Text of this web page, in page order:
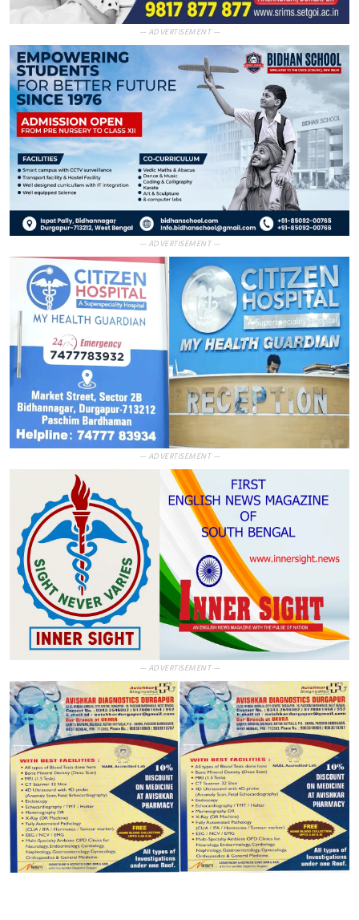
— ADVERTISEMENT —
— ADVERTISEMENT —
— ADVERTISEMENT —
— ADVERTISEMENT —